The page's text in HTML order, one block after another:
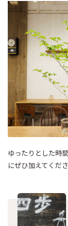
ゆったりとした時
にぜひ加えてくださ